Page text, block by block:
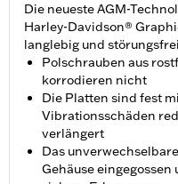
Die neueste AGM-
Harley-Davidson®
langlebig und
Polschrauben aus
korrodieren nicht
Die Platten sind fest
Vibrationsschäden
verlängert
Das
Gehäuse